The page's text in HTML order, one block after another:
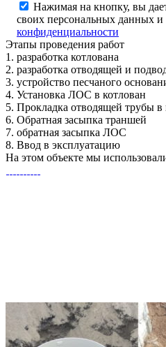
Нажимая на кнопку, вы
своих персональных данных и
конфиденциальности
Этапы проведения работ
1. разработка котлована
2. разработка отводящей и
3. устройство песчаного
4. Установка ЛОС в котлован
5. Прокладка отводящей трубы в
6. Обратная засыпка траншей
7. обратная засыпка ЛОС
8. Ввод в эксплуатацию
На этом объекте мы